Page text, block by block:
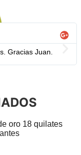
Gracias Juan.